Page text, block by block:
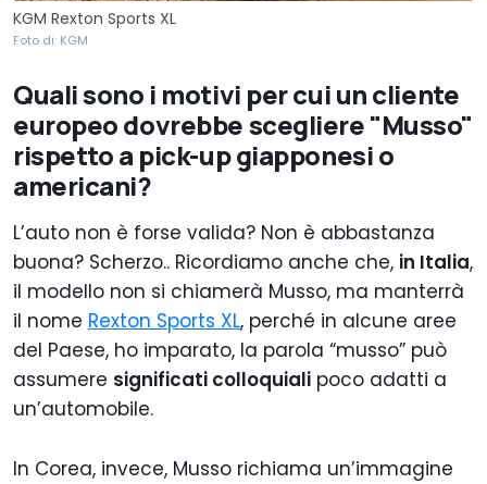
KGM Rexton Sports XL
Foto di: KGM
Quali sono i motivi per cui un cliente
europeo dovrebbe scegliere "Musso"
rispetto a pick-up giapponesi o
americani?
L’auto non è forse valida? Non è abbastanza
buona? Scherzo.. Ricordiamo anche che, in Italia,
il modello non si chiamerà Musso, ma manterrà
il nome Rexton Sports XL, perché in alcune aree
del Paese, ho imparato, la parola “musso” può
assumere significati colloquiali poco adatti a
un’automobile.
In Corea, invece, Musso richiama un’immagine